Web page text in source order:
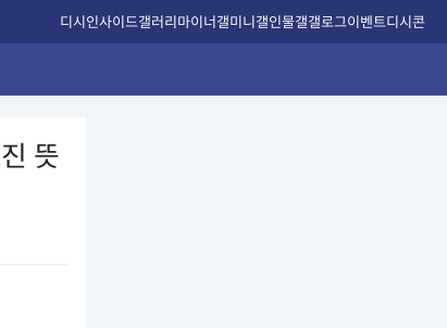
디시인사이드갤러리마이너갤미니갤인물갤갤로그이벤트디시콘
뜻